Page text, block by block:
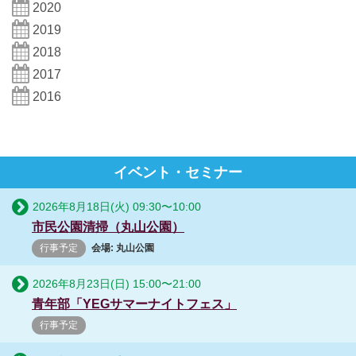
2020
2019
2018
2017
2016
イベント・セミナー
2026年8月18日(火) 09:30〜10:00
市民公園清掃（丸山公園）
行事予定 会場: 丸山公園
2026年8月23日(日) 15:00〜21:00
青年部「YEGサマーナイトフェス」
行事予定